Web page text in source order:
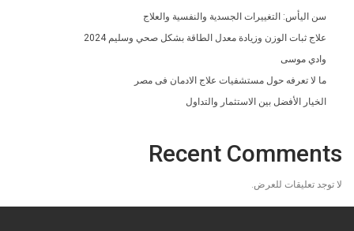
سن اليأس: التغييرات الجسدية والنفسية والعلاج
علاج ثبات الوزن وزيادة معدل الطاقة بشكل صحي وسليم 2024
وادي موسى
ما لا تعرفه حول مستشفيات علاج الادمان فى مصر
الخيار الأفضل بين الاستثمار والتداول
Recent Comments
لا توجد تعليقات للعرض.